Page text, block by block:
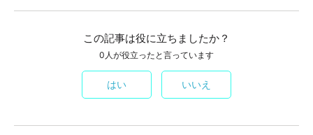
この記事は役に立ちましたか？
0人が役立ったと言っています
はい いいえ